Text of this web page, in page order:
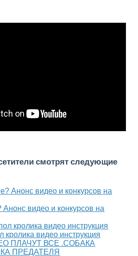
смотрят следующие
Анонс видео и конкурсов на
кролика видео инструкция